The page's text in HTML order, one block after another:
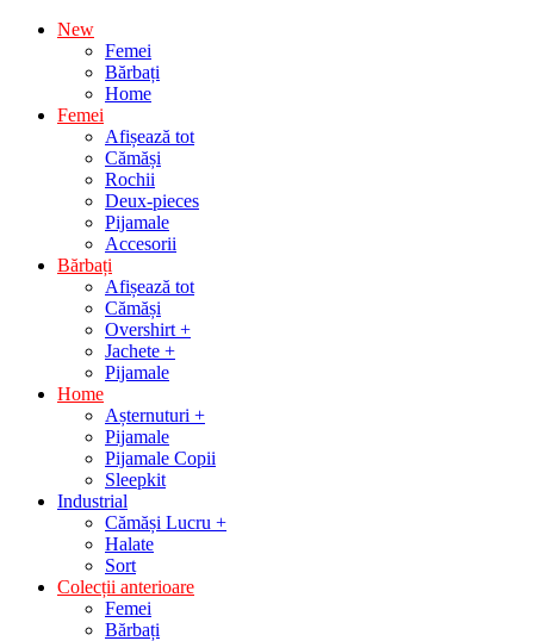
New
Femei
Bărbați
Home
Femei
Afișează tot
Cămăși
Rochii
Deux-pieces
Pijamale
Accesorii
Bărbați
Afișează tot
Cămăși
Overshirt +
Jachete +
Pijamale
Home
Așternuturi +
Pijamale
Pijamale Copii
Sleepkit
Industrial
Cămăși Lucru +
Halate
Sort
Colecții anterioare
Femei
Bărbați